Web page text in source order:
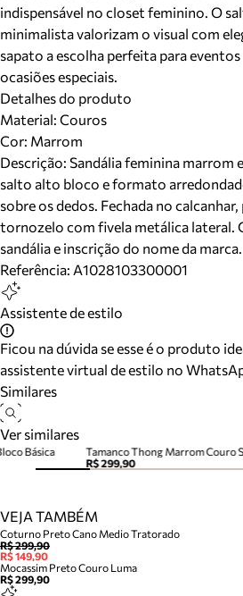
indispensável no closet feminino. O
minimalista valorizam o visual com
sapato a escolha perfeita para
ocasiões especiais.
Detalhes do produto
Material: Couros
Cor: Marrom
Descrição: Sandália feminina marrom
salto alto bloco e formato
sobre os dedos. Fechada no
tornozelo com fivela metálica lateral.
sandália e inscrição do nome da marca.
Referência: A1028103300001
Assistente de estilo
Ficou na dúvida se esse é o produto
assistente virtual de estilo no
Similares
Ver similares
R$ 299,90
Básica
VEJA TAMBÉM
Coturno Preto Cano Medio Tratorado
R$ 299,90
R$ 149,90
Mocassim Preto Couro Luma
R$ 299,90